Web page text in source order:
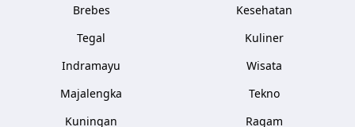
Brebes
Tegal
Indramayu
Majalengka
Kuningan
Kesehatan
Kuliner
Wisata
Tekno
Ragam